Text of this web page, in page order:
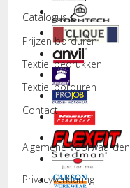
Catalogus
Prijzen borduren
Textiel bedrukken
Textiel borduren
Contact
Algemene Voorwaarden
Privacyverklaring